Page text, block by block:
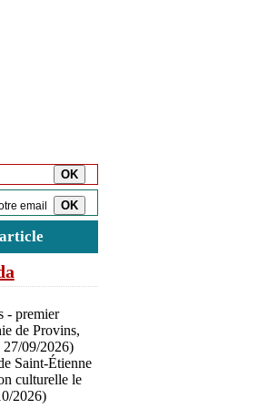
- premier
de Provins,
27/09/2026)
Saint-Étienne
culturelle le
2026)